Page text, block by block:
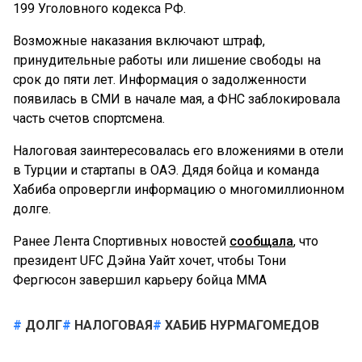
199 Уголовного кодекса РФ.
Возможные наказания включают штраф,
принудительные работы или лишение свободы на
срок до пяти лет. Информация о задолженности
появилась в СМИ в начале мая, а ФНС заблокировала
часть счетов спортсмена.
Налоговая заинтересовалась его вложениями в отели
в Турции и стартапы в ОАЭ. Дядя бойца и команда
Хабиба опровергли информацию о многомиллионном
долге.
Ранее Лента Спортивных новостей сообщала, что
президент UFC Дэйна Уайт хочет, чтобы Тони
Фергюсон завершил карьеру бойца ММА
ДОЛГ НАЛОГОВАЯ ХАБИБ НУРМАГОМЕДОВ